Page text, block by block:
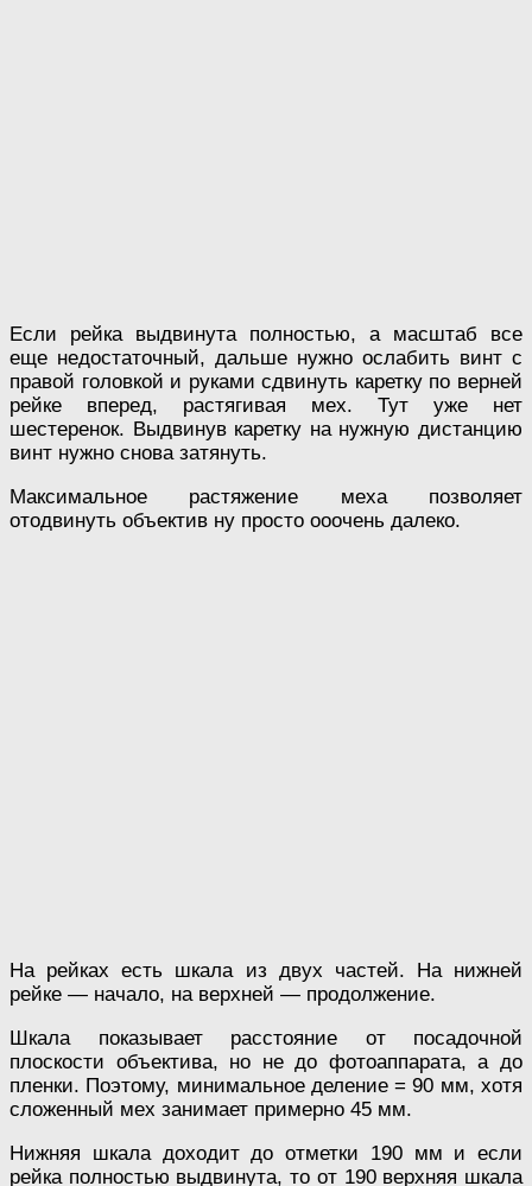
Если рейка выдвинута полностью, а масштаб все
еще недостаточный, дальше нужно ослабить винт с
правой головкой и руками сдвинуть каретку по верней
рейке вперед, растягивая мех. Тут уже нет
шестеренок. Выдвинув каретку на нужную дистанцию
винт нужно снова затянуть.
Максимальное растяжение меха позволяет
отодвинуть объектив ну просто ооочень далеко.
На рейках есть шкала из двух частей. На нижней
рейке — начало, на верхней — продолжение.
Шкала показывает расстояние от посадочной
плоскости объектива, но не до фотоаппарата, а до
пленки. Поэтому, минимальное деление = 90 мм, хотя
сложенный мех занимает примерно 45 мм.
Нижняя шкала доходит до отметки 190 мм и если
рейка полностью выдвинута, то от 190 верхняя шкала